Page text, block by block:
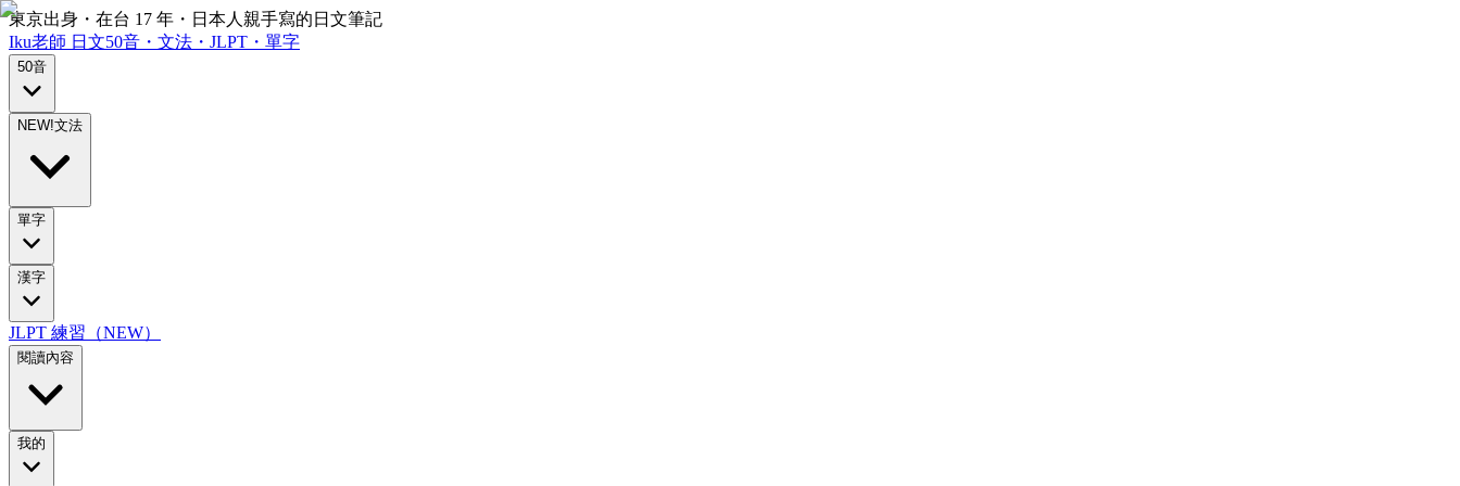
東京出身・在台 17 年・日本人親手寫的日文筆記
Iku老師 日文50音・文法・JLPT・單字
50音
NEW!文法
單字
漢字
JLPT 練習（NEW）
閱讀內容
我的